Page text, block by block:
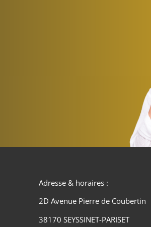
Adresse & horaires :
2D Avenue Pierre de Coubertin
38170 SEYSSINET-PARISET